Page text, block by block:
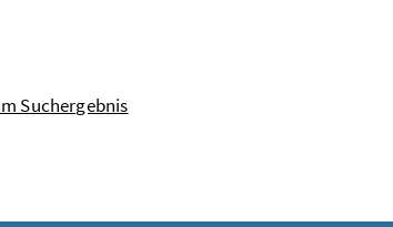
Suchergebnis